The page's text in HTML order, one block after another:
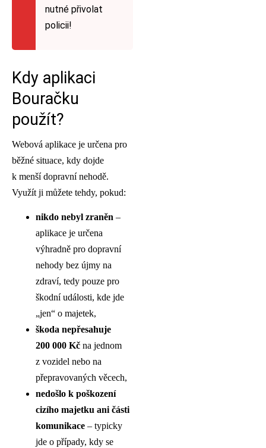
nutné přivolat
policii!
Kdy aplikaci
Bouračku
použít?
Webová aplikace je určena pro
běžné situace, kdy dojde
k menší dopravní nehodě.
Využít ji můžete tehdy, pokud:
nikdo nebyl zraněn –
aplikace je určena
výhradně pro dopravní
nehody bez újmy na
zdraví, tedy pouze pro
škodní události, kde jde
„jen“ o majetek,
škoda nepřesahuje
200 000 Kč na jednom
z vozidel nebo na
přepravovaných věcech,
nedošlo k poškození
cizího majetku ani části
komunikace – typicky
jde o případy, kdy se